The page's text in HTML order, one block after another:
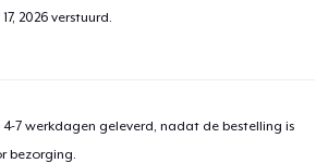
2026verstuurd.
7 werkdagen geleverd, nadat de bestelling is
bezorging.
winkelwagen toegevoegd
naar de Kassa